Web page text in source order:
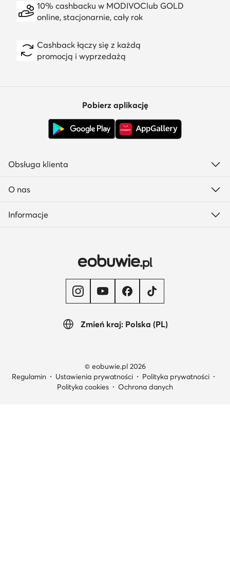
10% cashbacku w MODIVOClub GOLD
online, stacjonarnie, cały rok
Cashback łączy się z każdą
promocją i wyprzedażą
Zmień kraj: Polska (PL)
Pobierz aplikację
Obsługa klienta
O nas
Informacje
© eobuwie.pl 2026
Regulamin
Ustawienia prywatności
Polityka prywatności
Polityka cookies
Ochrona danych